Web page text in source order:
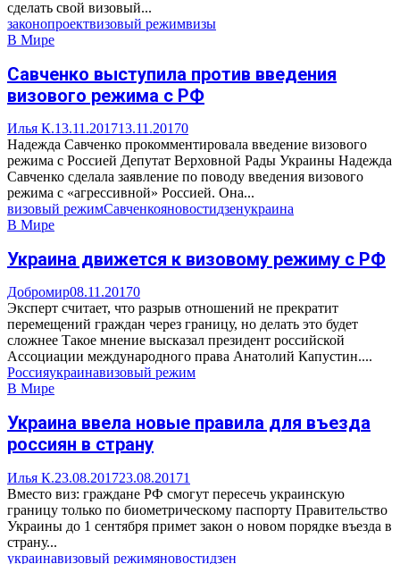
сделать свой визовый...
законопроектвизовый режимвизы
В Мире
Савченко выступила против введения
визового режима с РФ
Илья К.13.11.201713.11.20170
Надежда Савченко прокомментировала введение визового
режима с Россией Депутат Верховной Рады Украины Надежда
Савченко сделала заявление по поводу введения визового
режима с «агрессивной» Россией. Она...
визовый режимСавченкояновостидзенукраина
В Мире
Украина движется к визовому режиму с РФ
Добромир08.11.20170
Эксперт считает, что разрыв отношений не прекратит
перемещений граждан через границу, но делать это будет
сложнее Такое мнение высказал президент российской
Ассоциации международного права Анатолий Капустин....
Россияукраинавизовый режим
В Мире
Украина ввела новые правила для въезда
россиян в страну
Илья К.23.08.201723.08.20171
Вместо виз: граждане РФ смогут пересечь украинскую
границу только по биометрическому паспорту Правительство
Украины до 1 сентября примет закон о новом порядке въезда в
страну...
украинавизовый режимяновостидзен